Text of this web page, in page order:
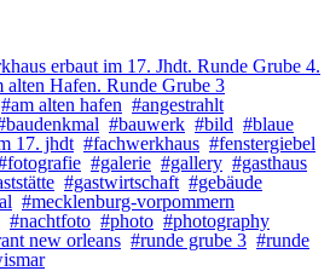
erbaut im 17. Jhdt. Runde Grube 4.
alten Hafen. Runde Grube 3
#am alten hafen #angestrahlt
#bauwerk #bild #blaue
17. jhdt #fachwerkhaus #fenstergiebel
#galerie #gallery #gasthaus
#gastwirtschaft #gebäude
#mecklenburg-vorpommern
#nachtfoto #photo #photography
new orleans #runde grube 3 #runde